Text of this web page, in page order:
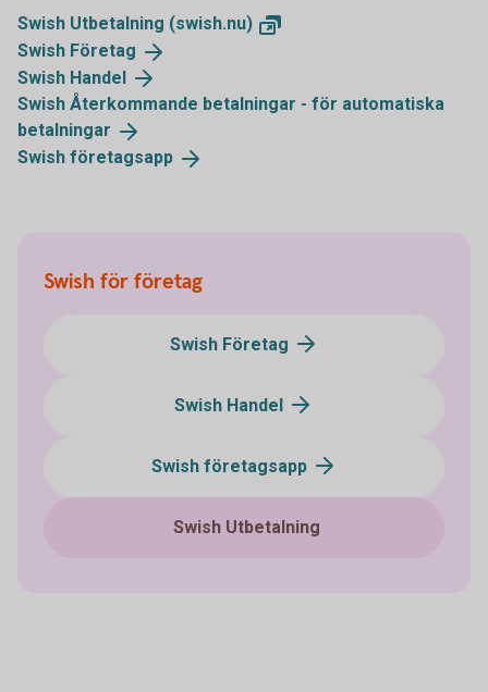
Swish Utbetalning (swish.nu)
Swish Företag
Swish Handel
Swish Återkommande betalningar - för automatiska
betalningar
Swish företagsapp
Swish för företag
Swish Företag
Swish Handel
Swish företagsapp
Swish Utbetalning